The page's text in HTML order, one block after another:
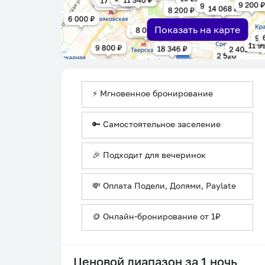
Показать на карте
⚡ Мгновенное бронирование
🔑 Самостоятельное заселение
🎉 Подходит для вечеринок
💸 Оплата Подели, Долями, Paylate
🪙 Онлайн-бронирование от 1₽
Ценовой диапазон за 1 ночь